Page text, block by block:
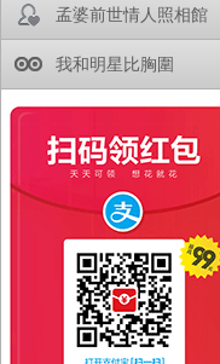
孟婆前世情人照相館
我和明星比胸圍